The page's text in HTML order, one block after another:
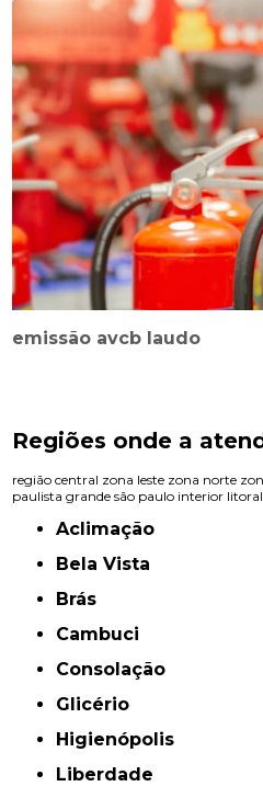
emissão avcb laudo
Regiões onde a
região central zona leste zona norte
paulista grande são paulo interior
Aclimação
Bela Vista
Brás
Cambuci
Consolação
Glicério
Higienópolis
Liberdade